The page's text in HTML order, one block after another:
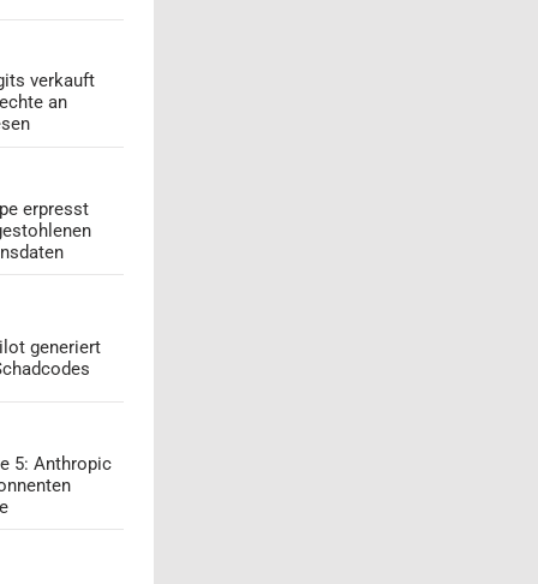
verkauft
an
erpresst
generiert
5: Anthropic